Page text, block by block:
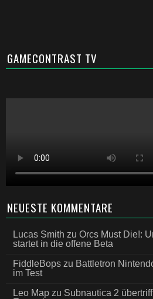
GAMECONTRAST TV
NEUESTE KOMMENTARE
Lucas Smith zu Orcs Must Die!:
startet in die offene Beta
FiddleBops zu Battletron
im Test
Leo Map zu Subnautica 2